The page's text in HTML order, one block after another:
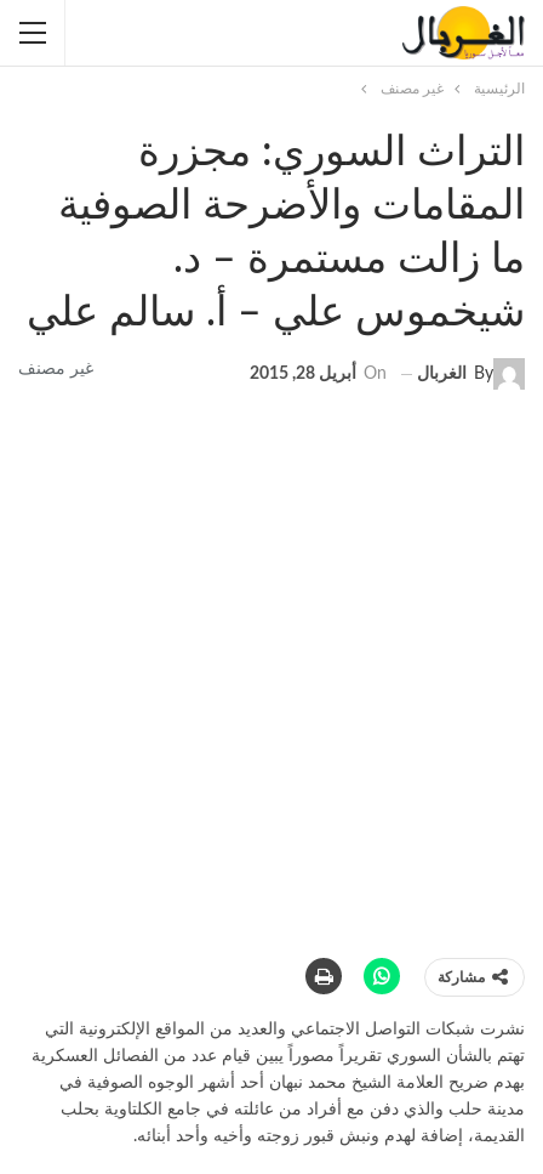
الرئيسية غير مصنف
التراث السوري: مجزرة
المقامات والأضرحة الصوفية
ما زالت مستمرة – د.
شيخموس علي – أ. سالم علي
غير مصنف By الغربال On أبريل 28, 2015
مشاركة
نشرت شبكات التواصل الاجتماعي والعديد من المواقع الإلكترونية التي
تهتم بالشأن السوري تقريراً مصوراً يبين قيام عدد من الفصائل العسكرية
بهدم ضريح العلامة الشيخ محمد نبهان أحد أشهر الوجوه الصوفية في
مدينة حلب والذي دفن مع أفراد من عائلته في جامع الكلتاوية بحلب
القديمة، إضافة لهدم ونبش قبور زوجته وأخيه وأحد أبنائه.